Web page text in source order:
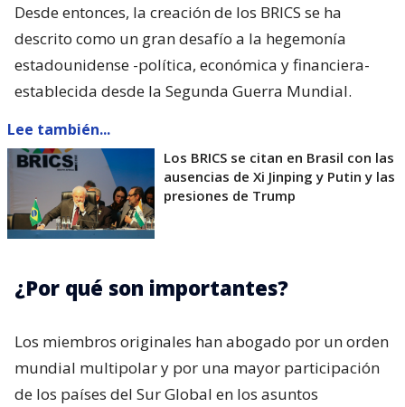
Desde entonces, la creación de los BRICS se ha
descrito como un gran desafío a la hegemonía
estadounidense -política, económica y financiera-
establecida desde la Segunda Guerra Mundial.
Lee también...
Los BRICS se citan en Brasil con las
ausencias de Xi Jinping y Putin y las
presiones de Trump
¿Por qué son importantes?
Los miembros originales han abogado por un orden
mundial multipolar y por una mayor participación
de los países del Sur Global en los asuntos